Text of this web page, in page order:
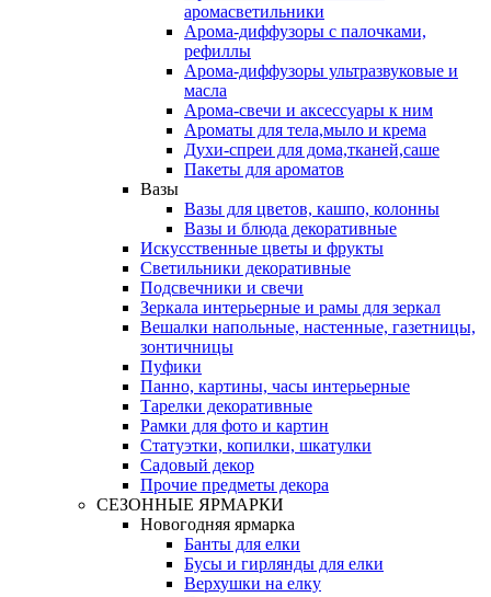
аромасветильники
Арома-диффузоры с палочками,
рефиллы
Арома-диффузоры ультразвуковые и
масла
Арома-свечи и аксессуары к ним
Ароматы для тела,мыло и крема
Духи-спреи для дома,тканей,саше
Пакеты для ароматов
Вазы
Вазы для цветов, кашпо, колонны
Вазы и блюда декоративные
Искусственные цветы и фрукты
Светильники декоративные
Подсвечники и свечи
Зеркала интерьерные и рамы для зеркал
Вешалки напольные, настенные, газетницы,
зонтичницы
Пуфики
Панно, картины, часы интерьерные
Тарелки декоративные
Рамки для фото и картин
Статуэтки, копилки, шкатулки
Садовый декор
Прочие предметы декора
СЕЗОННЫЕ ЯРМАРКИ
Новогодняя ярмарка
Банты для елки
Бусы и гирлянды для елки
Верхушки на елку